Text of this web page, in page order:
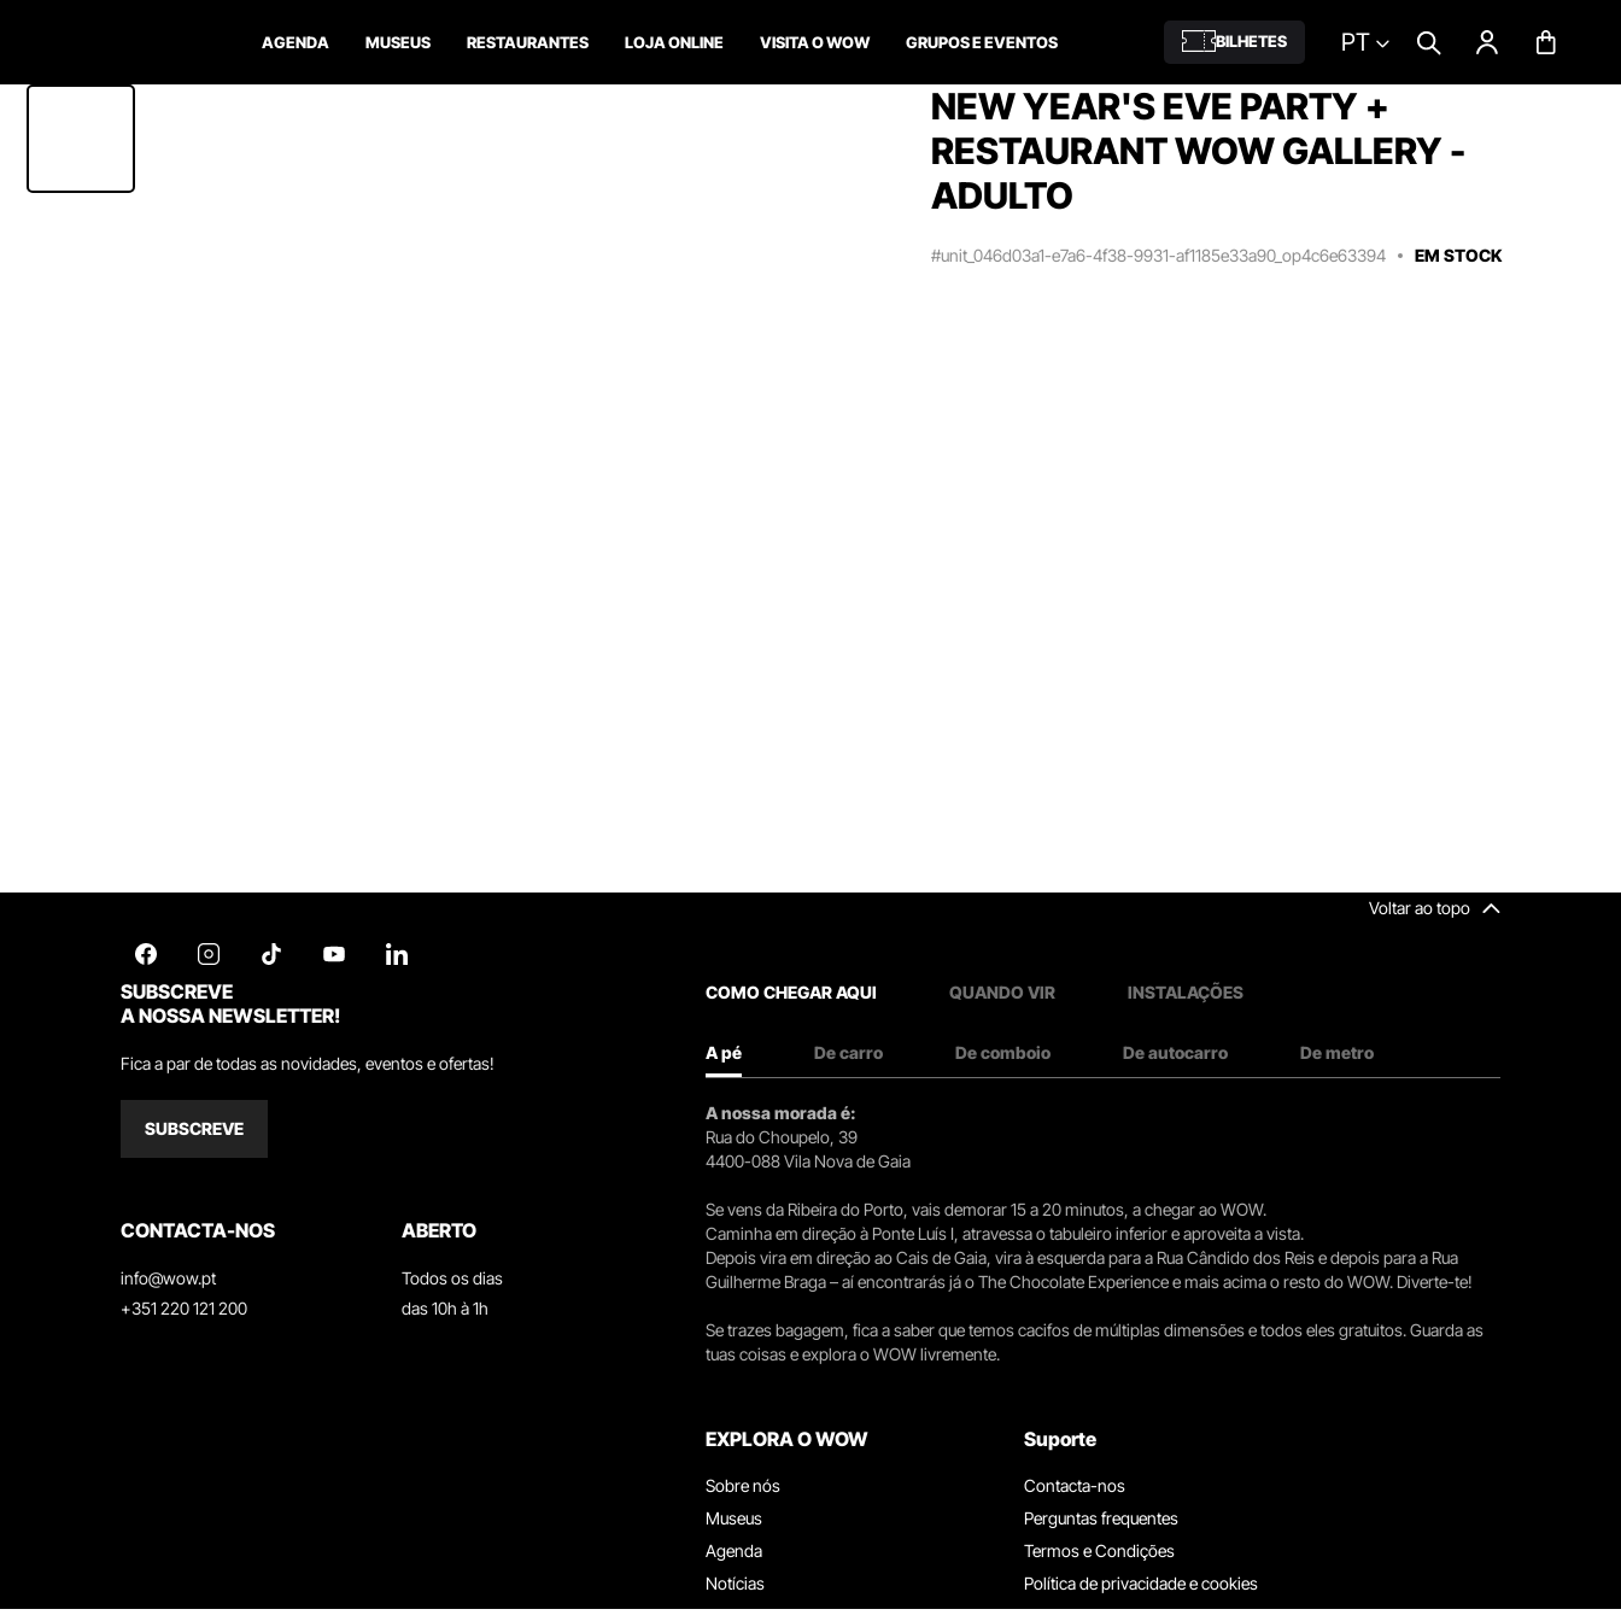
AGENDA MUSEUS RESTAURANTES LOJA ONLINE VISITA O WOW GRUPOS E EVENTOS BILHETES PT
NEW YEAR'S EVE PARTY +
RESTAURANT WOW GALLERY -
ADULTO
#unit_046d03a1-e7a6-4f38-9931-af1185e33a90_op4c6e63394 EM STOCK
Voltar ao topo
SUBSCREVE
A NOSSA NEWSLETTER!
Fica a par de todas as novidades, eventos e ofertas!
SUBSCREVE
CONTACTA-NOS
info@wow.pt
+351 220 121 200
ABERTO
Todos os dias
das 10h à 1h
COMO CHEGAR AQUI QUANDO VIR INSTALAÇÕES
A pé De carro De comboio De autocarro De metro
A nossa morada é:
Rua do Choupelo, 39
4400-088 Vila Nova de Gaia
Se vens da Ribeira do Porto, vais demorar 15 a 20 minutos, a chegar ao WOW.
Caminha em direção à Ponte Luís I, atravessa o tabuleiro inferior e aproveita a vista.
Depois vira em direção ao Cais de Gaia, vira à esquerda para a Rua Cândido dos Reis e depois para a Rua
Guilherme Braga – aí encontrarás já o The Chocolate Experience e mais acima o resto do WOW. Diverte-te!
Se trazes bagagem, fica a saber que temos cacifos de múltiplas dimensões e todos eles gratuitos. Guarda as
tuas coisas e explora o WOW livremente.
EXPLORA O WOW
Sobre nós
Museus
Agenda
Notícias
Restaurantes
Suporte
Contacta-nos
Perguntas frequentes
Termos e Condições
Política de privacidade e cookies
Trabalha connosco